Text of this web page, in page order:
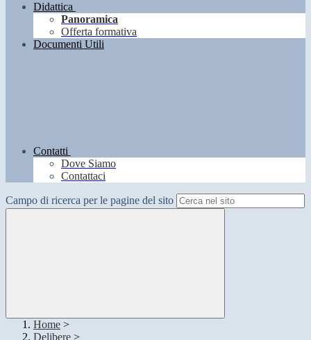
Didattica
Panoramica
Offerta formativa
Documenti Utili
Contatti
Dove Siamo
Contattaci
Campo di ricerca per le pagine del sito
Home >
Delibere >